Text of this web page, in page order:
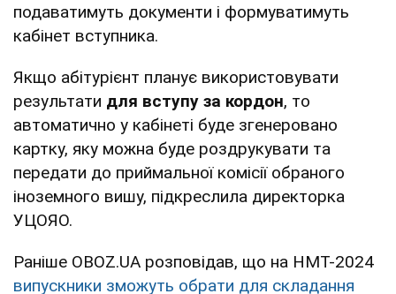
подаватимуть документи і формуватимуть
кабінет вступника.
Якщо абітурієнт планує використовувати
результати для вступу за кордон, то
автоматично у кабінеті буде згенеровано
картку, яку можна буде роздрукувати та
передати до приймальної комісії обраного
іноземного вишу, підкреслила директорка
УЦОЯО.
Раніше OBOZ.UA розповідав, що на НМТ-2024
випускники зможуть обрати для складання